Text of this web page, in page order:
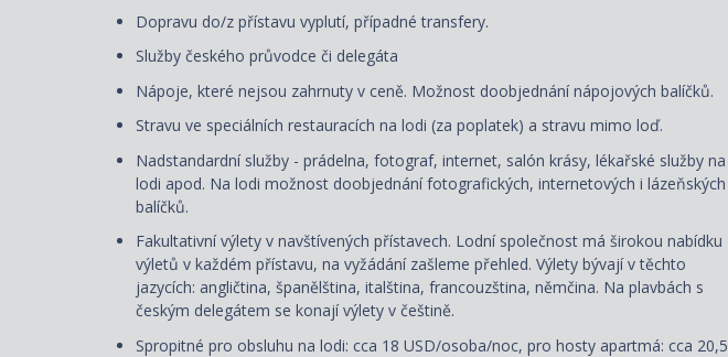
Dopravu do/z přístavu vyplutí, případné transfery.
Služby českého průvodce či delegáta
Nápoje, které nejsou zahrnuty v ceně. Možnost doobjednání nápojových balíčků.
Stravu ve speciálních restauracích na lodi (za poplatek) a stravu mimo loď.
Nadstandardní služby - prádelna, fotograf, internet, salón krásy, lékařské služby na
lodi apod. Na lodi možnost doobjednání fotografických, internetových i lázeňských
balíčků.
Fakultativní výlety v navštívených přístavech. Lodní společnost má širokou nabídku
výletů v každém přístavu, na vyžádání zašleme přehled. Výlety bývají v těchto
jazycích: angličtina, španělština, italština, francouzština, němčina. Na plavbách s
českým delegátem se konají výlety v češtině.
Spropitné pro obsluhu na lodi: cca 18 USD/osoba/noc, pro hosty apartmá: cca 20,5